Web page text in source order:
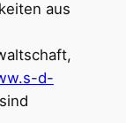
aus
d-